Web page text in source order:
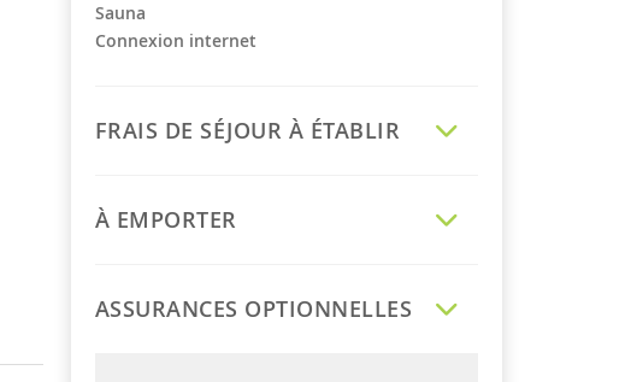
Sauna
Connexion internet
FRAIS DE SÉJOUR À ÉTABLIR
À EMPORTER
ASSURANCES OPTIONNELLES